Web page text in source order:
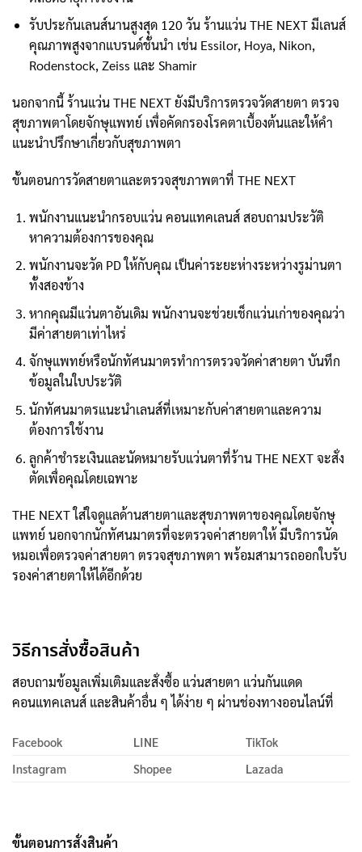
รับประกันเลนส์นานสูงสุด 120 วัน ร้านแว่น THE NEXT มีเลนส์
คุณภาพสูงจากแบรนด์ชั้นนำ เช่น Essilor, Hoya, Nikon,
Rodenstock, Zeiss และ Shamir
นอกจากนี้ ร้านแว่น THE NEXT ยังมีบริการตรวจวัดสายตา ตรวจ
สุขภาพตาโดยจักษุแพทย์ เพื่อคัดกรองโรคตาเบื้องต้นและให้คำ
แนะนำปรึกษาเกี่ยวกับสุขภาพตา
ขั้นตอนการวัดสายตาและตรวจสุขภาพตาที่ THE NEXT
พนักงานแนะนำกรอบแว่น คอนแทคเลนส์ สอบถามประวัติ
หาความต้องการของคุณ
พนักงานจะวัด PD ให้กับคุณ เป็นค่าระยะห่างระหว่างรูม่านตา
ทั้งสองข้าง
หากคุณมีแว่นตาอันเดิม พนักงานจะช่วยเช็กแว่นเก่าของคุณว่า
มีค่าสายตาเท่าไหร่
จักษุแพทย์หรือนักทัศนมาตรทำการตรวจวัดค่าสายตา บันทึก
ข้อมูลในใบประวัติ
นักทัศนมาตรแนะนำเลนส์ที่เหมาะกับค่าสายตาและความ
ต้องการใช้งาน
ลูกค้าชำระเงินและนัดหมายรับแว่นตาที่ร้าน THE NEXT จะสั่ง
ตัดเพื่อคุณโดยเฉพาะ
THE NEXT ใส่ใจดูแลด้านสายตาและสุขภาพตาของคุณโดยจักษุ
แพทย์ นอกจากนักทัศนมาตรที่จะตรวจค่าสายตาให้ มีบริการนัด
หมอเพื่อตรวจค่าสายตา ตรวจสุขภาพตา พร้อมสามารถออกใบรับ
รองค่าสายตาให้ได้อีกด้วย
วิธีการสั่งซื้อสินค้า
สอบถามข้อมูลเพิ่มเติมและสั่งซื้อ แว่นสายตา แว่นกันแดด
คอนแทคเลนส์ และสินค้าอื่น ๆ ได้ง่าย ๆ ผ่านช่องทางออนไลน์ที่
Facebook LINE
TikTok
Instagram
Shopee Lazada
ขั้นตอนการสั่งสินค้า